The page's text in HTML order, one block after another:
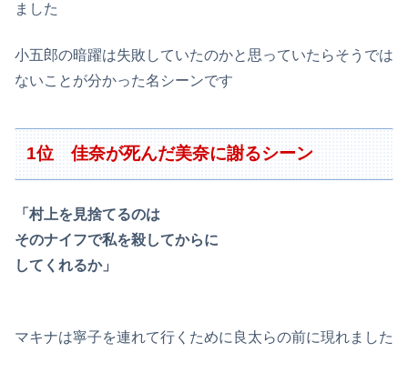
ました
小五郎の暗躍は失敗していたのかと思っていたらそうでは
ないことが分かった名シーンです
1位 佳奈が死んだ美奈に謝るシーン
「村上を見捨てるのは
そのナイフで私を殺してからに
してくれるか」
マキナは寧子を連れて行くために良太らの前に現れました